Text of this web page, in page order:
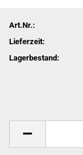
Art.Nr.:
Lieferzeit:
Lagerbestand: